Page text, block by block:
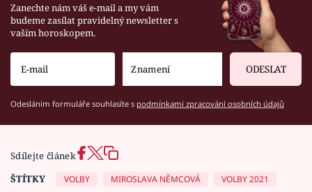
Zanechte nám váš e-mail a my vám
budeme zasílat pravidelný newsletter s
vaším horoskopem.
ODESLAT
Odesláním formuláře souhlasíte s podmínkami zpracování osobních údajů
Sdílejte článek
ŠTÍTKY
VOLBY MIROSLAVA NĚMCOVÁ VOLBY 2021